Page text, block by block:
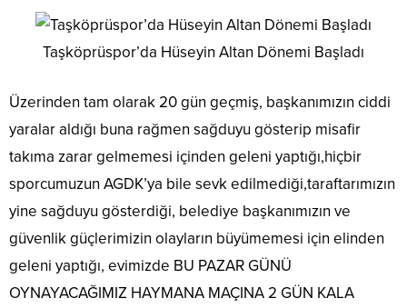
Taşköprüspor’da Hüseyin Altan Dönemi Başladı
Üzerinden tam olarak 20 gün geçmiş, başkanımızın ciddi
yaralar aldığı buna rağmen sağduyu gösterip misafir
takıma zarar gelmemesi içinden geleni yaptığı,hiçbir
sporcumuzun AGDK’ya bile sevk edilmediği,taraftarımızın
yine sağduyu gösterdiği, belediye başkanımızın ve
güvenlik güçlerimizin olayların büyümemesi için elinden
geleni yaptığı, evimizde BU PAZAR GÜNÜ
OYNAYACAĞIMIZ HAYMANA MAÇINA 2 GÜN KALA